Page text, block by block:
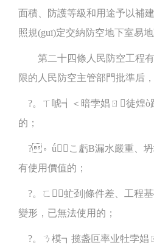
面積、防護等級和用途予以補建
照規(guī)定交納防空地下室易地建設
第二十四條人民防空工程有
限的人民防空主管部門批準后
?。ㄒ唬┪＜暗孛娼ㄖ徒煌ò
的；
?。ǘ┕こ虧B漏水嚴重、
有使用價值的；
?。ㄈ┮虻刭|條件差、工程
變形，已無法使用的；
?。ㄋ模┓揽盏叵率业牡孛娼ㄖ